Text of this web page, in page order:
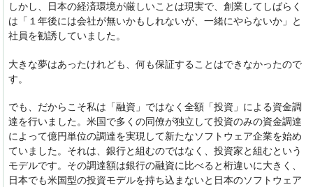
しかし、日本の経済環境が厳しいことは現実で、創業してしばらく
は「１年後には会社が無いかもしれないが、一緒にやらないか」と
社員を勧誘していました。
大きな夢はあったけれども、何も保証することはできなかったので
す。
でも、 だからこそ私は「融資」ではなく全額「投資」による資金調
達を行いました。米国で多くの同僚が独立して投資のみの資金調達
によって億円単位の調達を実現して新たなソフ トウェア企業を始め
ていました。それは、銀行と組むのではなく、投資家と組むという
モデルです。その調達額は銀行の融資に比べると桁違いに大きく、
日本でも米国型の投資モデルを持ち込まないと日本のソフトウェア